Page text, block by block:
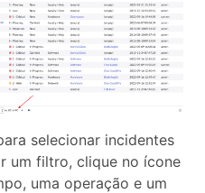
selecionar incidentes
um filtro, clique no ícone
uma operação e um